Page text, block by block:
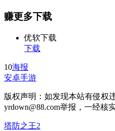
赚更多下载
优软下载
下载
10海报
安卓手游
版权声明：如发现本站有侵权
yrdown@88.com举报，一经核
塔防之王2